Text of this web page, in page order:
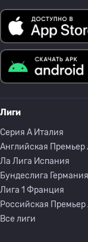
Лиги
Серия A Италия
Английская Премьер
Ла Лига Испания
Бундеслига Германия
Лига 1 Франция
Российская Премьер
Все лиги